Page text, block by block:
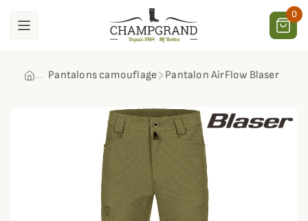
0
Pantalons camouflage Pantalon AirFlow Blaser